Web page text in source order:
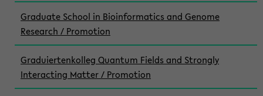
Graduate School in Bioinformatics and Genome
Research / Promotion
Graduiertenkolleg Quantum Fields and Strongly
Interacting Matter / Promotion